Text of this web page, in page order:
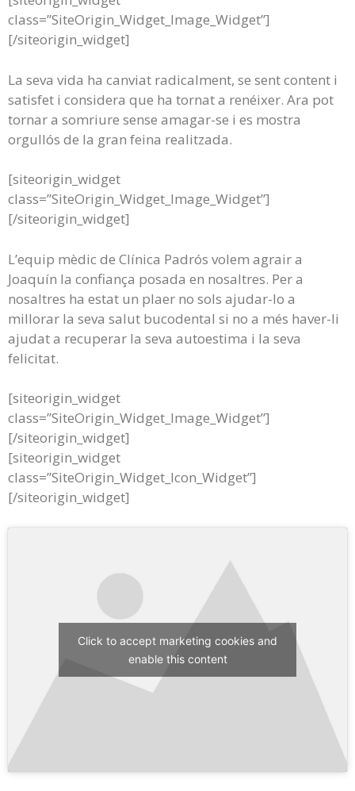
class=”SiteOrigin_Widget_Image_Widget”]
[/siteorigin_widget]
La seva vida ha canviat radicalment, se sent content i
satisfet i considera que ha tornat a renéixer. Ara pot
tornar a somriure sense amagar-se i es mostra
orgullós de la gran feina realitzada.
[siteorigin_widget
class=”SiteOrigin_Widget_Image_Widget”]
[/siteorigin_widget]
L’equip mèdic de Clínica Padrós volem agrair a
Joaquín la confiança posada en nosaltres. Per a
nosaltres ha estat un plaer no sols ajudar-lo a
millorar la seva salut bucodental si no a més haver-li
ajudat a recuperar la seva autoestima i la seva
felicitat.
[siteorigin_widget
class=”SiteOrigin_Widget_Image_Widget”]
[/siteorigin_widget]
[siteorigin_widget
class=”SiteOrigin_Widget_Icon_Widget”]
[/siteorigin_widget]
Click to accept marketing cookies and
enable this content